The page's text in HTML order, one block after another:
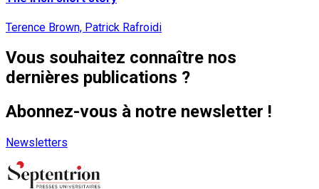
Terence Brown, Patrick Rafroidi
Vous souhaitez connaître nos
dernières publications ?
Abonnez-vous à notre newsletter !
Newsletters